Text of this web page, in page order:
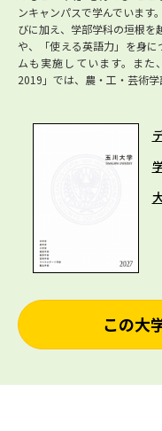
ンキャンパスで学んでいます
びに加え、学部学科の垣根を
や、「使える英語力」を身
ムも実施しています。また
2019」では、農・工・芸術学
この大